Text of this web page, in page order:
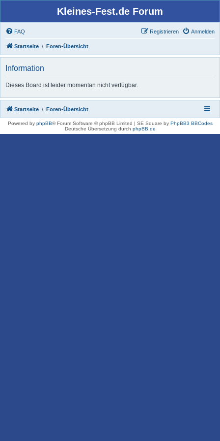
Kleines-Fest.de Forum
FAQ Anmelden
Registrieren
Startseite Foren-Übersicht
Information
Dieses Board ist leider momentan nicht verfügbar.
Startseite Foren-Übersicht
Powered by phpBB® Forum Software © phpBB Limited | SE Square by PhpBB3 BBCodes
Deutsche Übersetzung durch phpBB.de